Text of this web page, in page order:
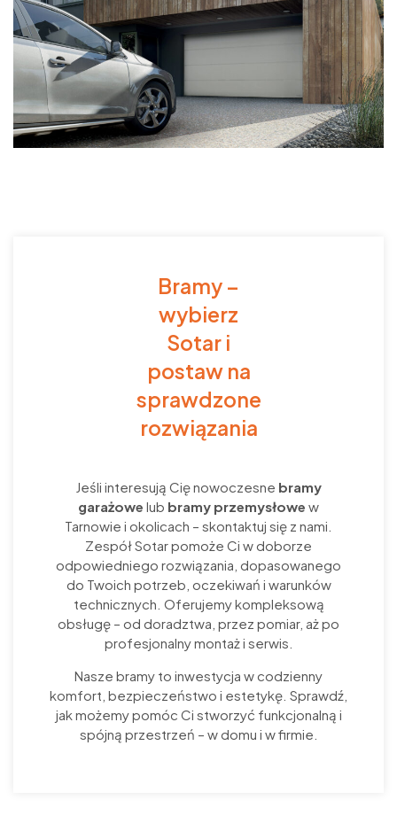
Bramy –
wybierz
Sotar i
postaw na
sprawdzone
rozwiązania
Jeśli interesują Cię nowoczesne bramy
garażowe lub bramy przemysłowe w
Tarnowie i okolicach – skontaktuj się z nami.
Zespół Sotar pomoże Ci w doborze
odpowiedniego rozwiązania, dopasowanego
do Twoich potrzeb, oczekiwań i warunków
technicznych. Oferujemy kompleksową
obsługę – od doradztwa, przez pomiar, aż po
profesjonalny montaż i serwis.
Nasze bramy to inwestycja w codzienny
komfort, bezpieczeństwo i estetykę. Sprawdź,
jak możemy pomóc Ci stworzyć funkcjonalną i
spójną przestrzeń – w domu i w firmie.